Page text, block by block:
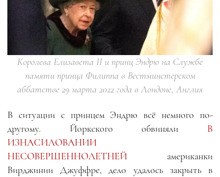
Королева Елизавета II и принц Эндрю на Службе
памяти принца Филиппа в Вестминстерском
аббатстве 29 марта 2022 года в Лондоне, Англия
В ситуации с принцем Эндрю всё немного по-
другому. Йоркского обвиняли В
ИЗНАСИЛОВАНИИ
НЕСОВЕРШЕННОЛЕТНЕЙ американки
Вирджинии Джуффре, дело удалось закрыть в